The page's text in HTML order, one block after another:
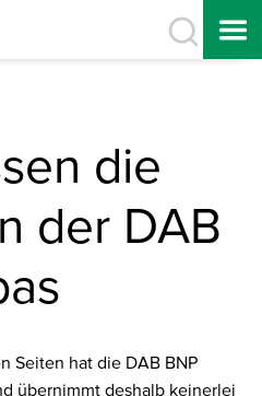
die
der DAB
Seiten hat die DAB BNP
übernimmt deshalb keinerlei